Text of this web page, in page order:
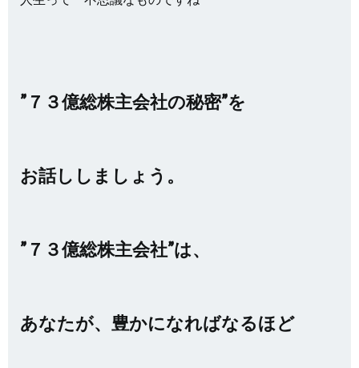
”７３億総株主会社の秘密”を
お話ししましょう。
”７３億総株主会社”は、
あなたが、 豊かになればなるほど